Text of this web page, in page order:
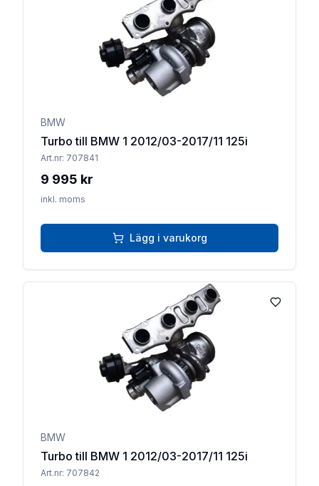
BMW
Turbo till BMW 1 2012/03-2017/11 125i
Art.nr: 707841
9 995 kr
inkl. moms
Lägg i varukorg
Lägg till
BMW
Turbo till BMW 1 2012/03-2017/11 125i
Art.nr: 707842